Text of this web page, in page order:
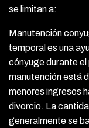
se limitan a:
Manutención
temporal es una
cónyuge durante
manutención está
menores ingresos
divorcio. La
generalmente se